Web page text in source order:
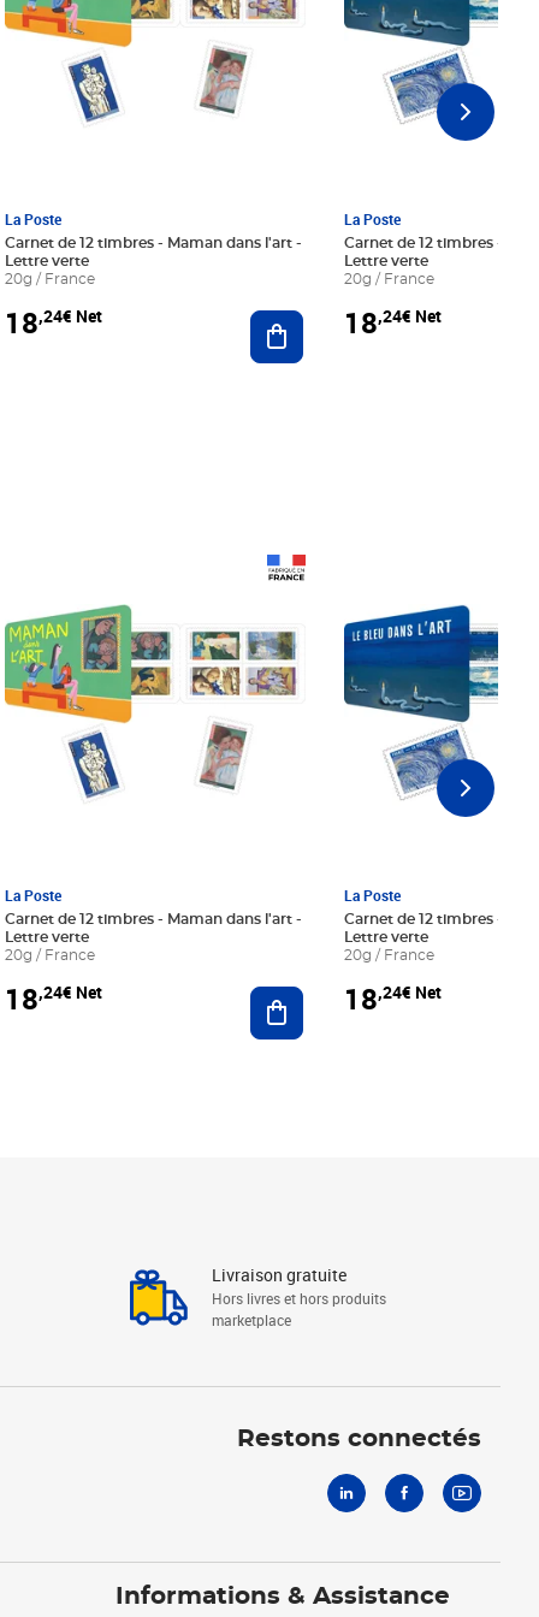
au panier
La Poste
Carnet de 12 timbres - Maman dans l'art -
Lettre verte
20g / France
18,24€ Net Ajouter au panier
La Poste
Carnet de 12 timbres - Le
Lettre verte
20g / France
18,24€ Net
au panier
La Poste
Carnet de 12 timbres - Maman dans l'art -
Lettre verte
20g / France
18,24€ Net Ajouter au panier
La Poste
Carnet de 12 timbres - Le
Lettre verte
20g / France
18,24€ Net
Livraison gratuite
Hors livres et hors produits
marketplace
Restons connectés
Informations & Assistance